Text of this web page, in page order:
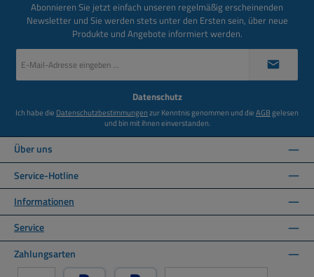
Abonnieren Sie jetzt einfach unseren regelmäßig erscheinenden
Newsletter und Sie werden stets unter den Ersten sein, über neue
Produkte und Angebote informiert werden.
Mail-
Datenschutz
Ich habe die Datenschutzbestimmungenzur Kenntnis genommen und dieAGBgelesen
und bin mit ihnen einverstanden.
Über uns
Service-Hotline
Informationen
Service
Zahlungsarten